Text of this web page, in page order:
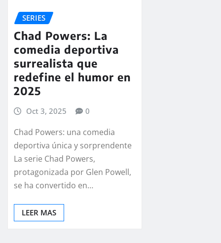
SERIES
Chad Powers: La
comedia deportiva
surrealista que
redefine el humor en
2025
Oct 3, 2025 0
Chad Powers: una comedia
deportiva única y sorprendente
La serie Chad Powers,
protagonizada por Glen Powell,
se ha convertido en…
LEER MAS